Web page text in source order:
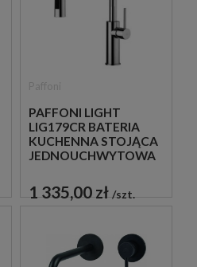
PAFFONI LIGHT
LIG179CR BATERIA
KUCHENNA STOJĄCA
JEDNOUCHWYTOWA
1 335,00 zł szt.